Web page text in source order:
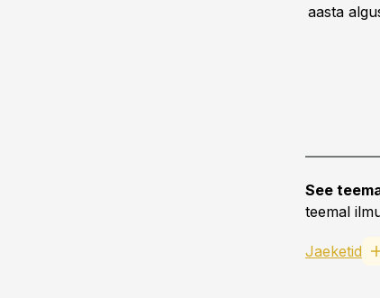
aasta
See
teemal
Jaeketid